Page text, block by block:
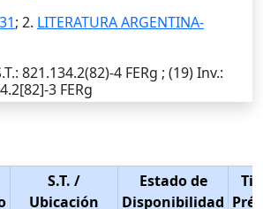
; 2. LITERATURA ARGENTINA-
: 821.134.2(82)-4 FERg ; (19)Inv.:
3 FERg
S.T. /
Ubicación
Estado de
Disponibilidad